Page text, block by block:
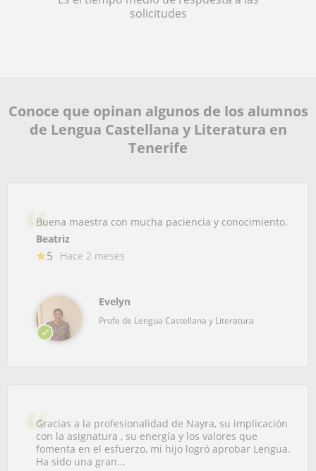
solicitudes
Conoce que opinan algunos de los alumnos
de Lengua Castellana y Literatura en
Tenerife
Buena maestra con mucha paciencia y conocimiento.
Beatriz
5 Hace 2 meses
Evelyn
Profe de Lengua Castellana y Literatura
Gracias a la profesionalidad de Nayra, su implicación
con la asignatura , su energía y los valores que
fomenta en el esfuerzo, mi hijo logró aprobar Lengua.
Ha sido una gran...